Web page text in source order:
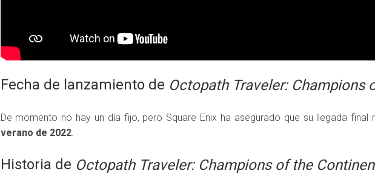
Fecha de lanzamiento de Octopath Traveler: Champions
De momento no hay un día fijo, pero Square Enix ha asegurado que su llegada
verano de 2022.
Historia de Octopath Traveler: Champions of the